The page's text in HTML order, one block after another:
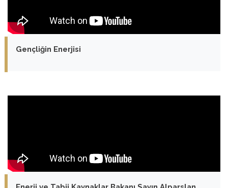
Gençliğin Enerjisi